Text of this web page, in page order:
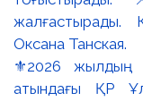
⚜️2026 жылдың
атындағы ҚР